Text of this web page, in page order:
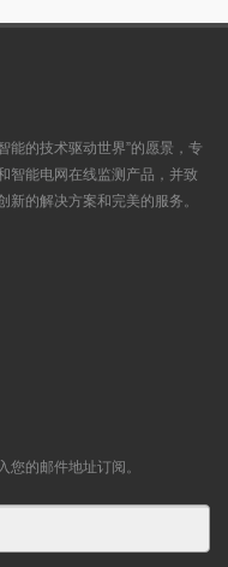
能的技术驱动世界”的愿景，专
智能电网在线监测产品，并致
的解决方案和完美的服务。
的邮件地址订阅。